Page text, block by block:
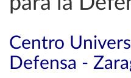
Centro
Defensa -